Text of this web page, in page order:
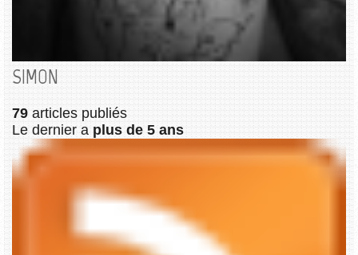
SIMON
79 articles publiés
Le dernier a plus de 5 ans